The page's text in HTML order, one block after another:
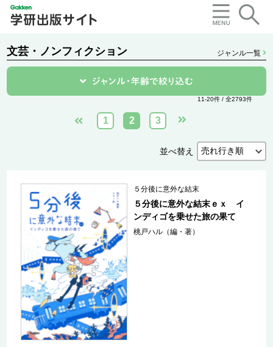
文芸・ノンフィクション ジャンル一覧
11-20件 / 全2793件
1 2 3
並べ替え
５分後に意外な結末
５分後に意外な結末ｅｘ イ
ンディゴを乗せた旅の果て
桃戸ハル（編・著）